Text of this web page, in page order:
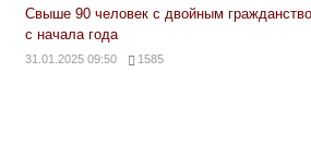
Свыше 90 человек с двойным
с начала года
31.01.2025 09:50 1585